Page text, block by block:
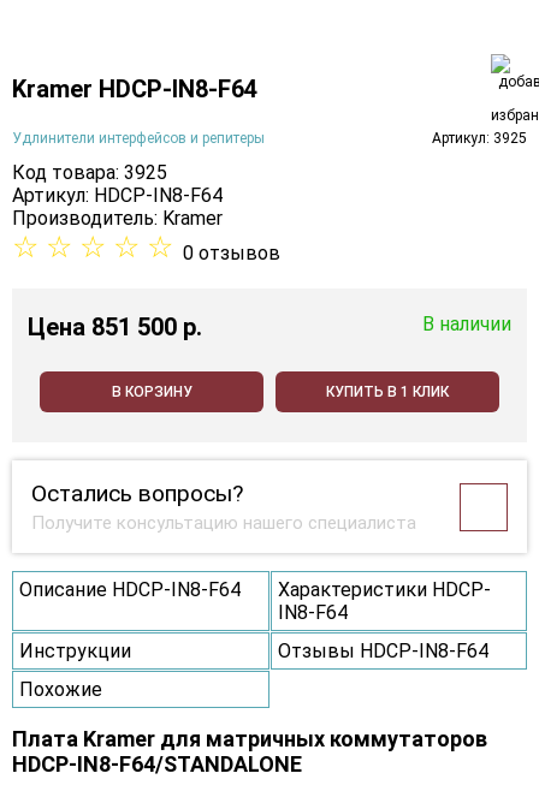
Kramer HDCP-IN8-F64
Удлинители интерфейсов и репитеры Артикул: 3925
Код товара: 3925
Артикул: HDCP-IN8-F64
Производитель: Kramer
☆ ☆ ☆ ☆ ☆ 0 отзывов
Цена 851 500 p. В наличии
В КОРЗИНУ КУПИТЬ В 1 КЛИК
Остались вопросы?
Получите консультацию нашего специалиста
Описание HDCP-IN8-F64
Характеристики HDCP-
IN8-F64
Инструкции
Отзывы HDCP-IN8-F64
Похожие
Плата Kramer для матричных коммутаторов
HDCP-IN8-F64/STANDALONE